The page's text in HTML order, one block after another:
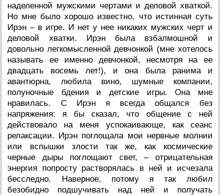
наделенной мужскими чертами и деловой хваткой.
Но мне было хорошо известно, что истинная суть
Ирэн – в игре. И нет у нее никаких мужских черт и
деловой хватки. Ирэн была взбалмошной и
довольно легкомысленной девчонкой (мне хотелось
называть ее именно девчонкой, несмотря на ее
двадцать восемь лет!), и она была ранима и
авантюрна, любила вино, шумные компании,
полуночные бдения и детские игры. Она мне
нравилась. С Ирэн я всегда общался без
напряжения: я бы сказал, что общение с ней
действовало на меня успокаивающе, как сеанс
релаксации. Ирэн поглощала мои нервные молнии
или вспышки злости так же, как космические
черные дыры поглощают свет, – отрицательная
энергия попросту растворялась в ней и исчезала
бесследно. Наверное, потому я так любил
безобидно подшучивать над ней и получать